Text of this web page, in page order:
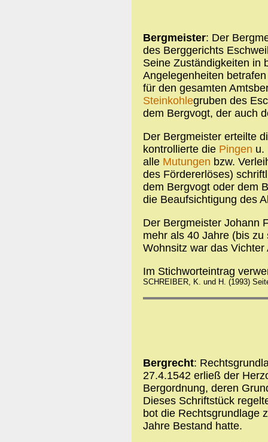
Bergmeister: Der
des Berggerichts
Seine Zuständigkeiten in
Angelegenheiten
für den gesamten
Steinkohlegruben des
dem Bergvogt, der auch
Der Bergmeister erteilte
kontrollierte die Pingen u.
alle Mutungen bzw.
des Fördererlöses)
dem Bergvogt oder dem
die Beaufsichtigung des
Der Bergmeister Johann
mehr als 40 Jahre (bis
Wohnsitz war das Vichter
Im Stichworteintrag
SCHREIBER, K. und H. (1993)
Bergrecht:
27.4.1542 erließ der
Bergordnung, deren
Dieses Schriftstück
bot die Rechtsgrundlage
Jahre Bestand hatte.